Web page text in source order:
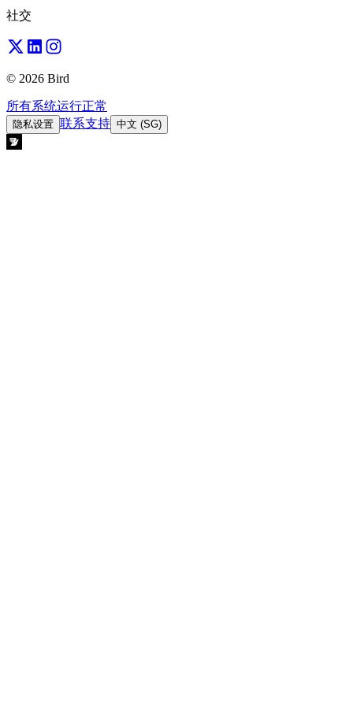
社交
© 2026 Bird
所有系统运行正常
隐私设置 联系支持 中文 (SG)